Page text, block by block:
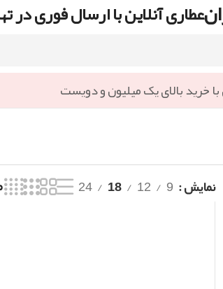
عطاری آنلاین با ارسال فوری در
خرید بالای یک میلیون و دویست
نمایش 9
12
18
24